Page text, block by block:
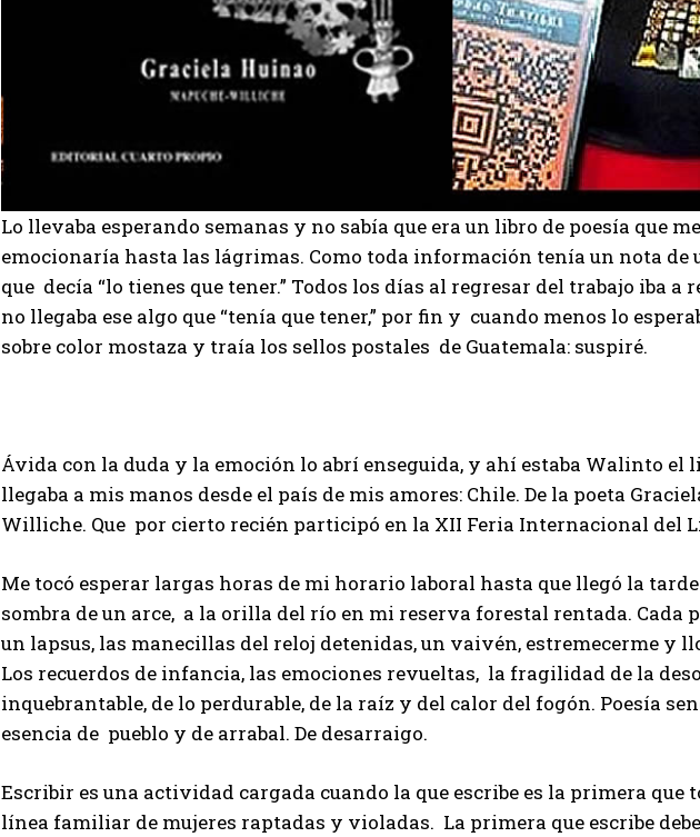
Lo llevaba esperando semanas y no sabía que era un libro de poesía que
emocionaría hasta las lágrimas. Como toda información tenía un nota de
que decía “lo tienes que tener.” Todos los días al regresar del trabajo iba a
no llegaba ese algo que “tenía que tener,” por fin y cuando menos lo
sobre color mostaza y traía los sellos postales de Guatemala: suspiré.
Ávida con la duda y la emoción lo abrí enseguida, y ahí estaba Walinto el
llegaba a mis manos desde el país de mis amores: Chile. De la poeta
Williche. Que por cierto recién participó en la XII Feria Internacional del
Me tocó esperar largas horas de mi horario laboral hasta que llegó la
sombra de un arce, a la orilla del río en mi reserva forestal rentada. Cada
un lapsus, las manecillas del reloj detenidas, un vaivén, estremecerme y
Los recuerdos de infancia, las emociones revueltas, la fragilidad de la
inquebrantable, de lo perdurable, de la raíz y del calor del fogón. Poesía
esencia de pueblo y de arrabal. De desarraigo.
Escribir es una actividad cargada cuando la que escribe es la primera que
línea familiar de mujeres raptadas y violadas. La primera que escribe